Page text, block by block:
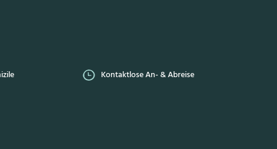
Bestpreis-Garantie